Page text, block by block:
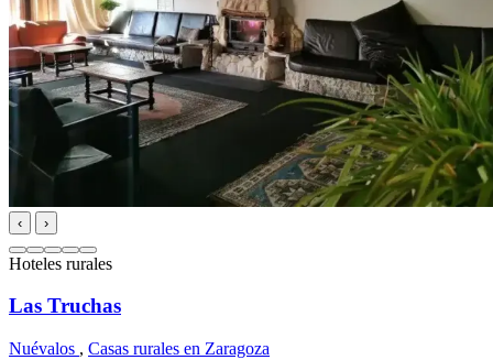
‹ ›
Hoteles rurales
Las Truchas
Nuévalos , Casas rurales en Zaragoza